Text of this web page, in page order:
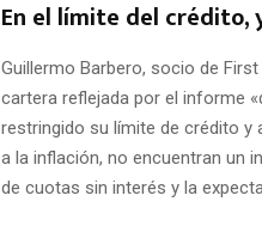
En el límite del crédito,
Guillermo Barbero, socio de
cartera reflejada por el informe
restringido su límite de crédito y
a la inflación, no encuentran un
de cuotas sin interés y la